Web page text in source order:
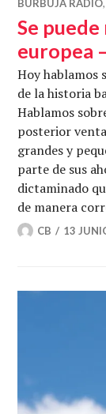
BURBUJA RADIO,
Se
europea
Hoy hablamos
de la historia
Hablamos
posterior
grandes y
parte de sus
dictaminado
de manera
CB 13